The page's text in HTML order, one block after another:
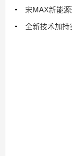
宋MAX新能
全新技术加持